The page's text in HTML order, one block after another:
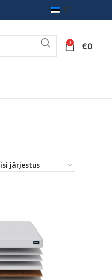
ET
0 €0